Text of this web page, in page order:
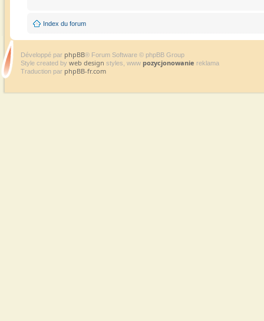
Index du forum
Développé par phpBB® Forum Software © phpBB Group
Style created by web design styles, www pozycjonowanie reklama
Traduction par phpBB-fr.com